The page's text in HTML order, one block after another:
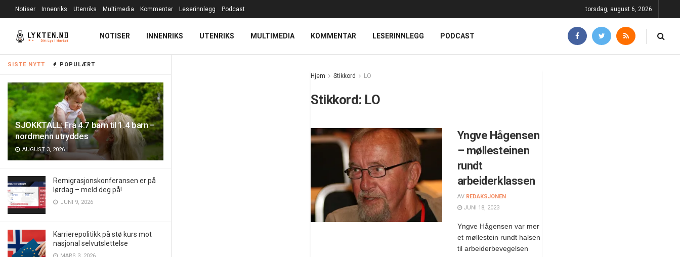
SISTE NYTT POPULÆRT
SJOKKTALL: Fra 4.7 barn til 1.4 barn –
nordmenn utryddes
AUGUST 3, 2026
Remigrasjonskonferansen er på
lørdag – meld deg på!
JUNI 9, 2026
Karrierepolitikk på stø kurs mot
nasjonal selvutslettelse
Notiser Innenriks Utenriks Multimedia Kommentar Leserinnlegg Podcast torsdag, august 6, 2026
NOTISER INNENRIKS UTENRIKS MULTIMEDIA KOMMENTAR LESERINNLEGG PODCAST
Hjem Stikkord LO
Stikkord: LO
Yngve Hågensen
– møllesteinen
rundt
arbeiderklassen
AV REDAKSJONEN
JUNI 18, 2023
Yngve Hågensen var mer
et møllestein rundt halsen
til arbeiderbevegelsen